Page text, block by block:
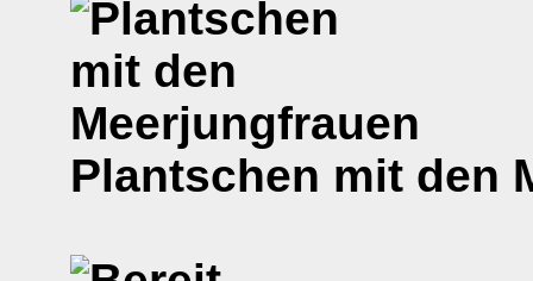
Plantschen mit den